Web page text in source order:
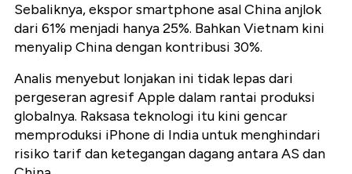
Sebaliknya, ekspor smartphone asal China anjlok
dari 61% menjadi hanya 25%. Bahkan Vietnam kini
menyalip China dengan kontribusi 30%.
Analis menyebut lonjakan ini tidak lepas dari
pergeseran agresif Apple dalam rantai produksi
globalnya. Raksasa teknologi itu kini gencar
memproduksi iPhone di India untuk menghindari
risiko tarif dan ketegangan dagang antara AS dan